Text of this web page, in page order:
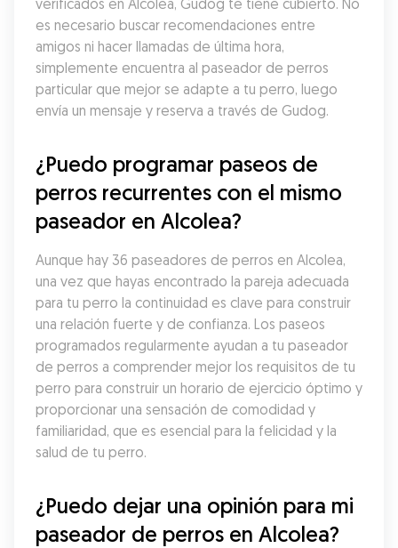
verificados en Alcolea, Gudog te tiene cubierto. No
es necesario buscar recomendaciones entre
amigos ni hacer llamadas de última hora,
simplemente encuentra al paseador de perros
particular que mejor se adapte a tu perro, luego
envía un mensaje y reserva a través de Gudog.
¿Puedo programar paseos de
perros recurrentes con el mismo
paseador en Alcolea?
Aunque hay 36 paseadores de perros en Alcolea,
una vez que hayas encontrado la pareja adecuada
para tu perro la continuidad es clave para construir
una relación fuerte y de confianza. Los paseos
programados regularmente ayudan a tu paseador
de perros a comprender mejor los requisitos de tu
perro para construir un horario de ejercicio óptimo y
proporcionar una sensación de comodidad y
familiaridad, que es esencial para la felicidad y la
salud de tu perro.
¿Puedo dejar una opinión para mi
paseador de perros en Alcolea?